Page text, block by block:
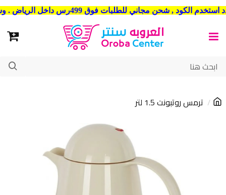
شحن مجاني للطلبات فوق 499رس داخل الرياض . وشحن الي جميع مدن المملكة العربية السعودية
ترمس روتبونت 1.5 لتر